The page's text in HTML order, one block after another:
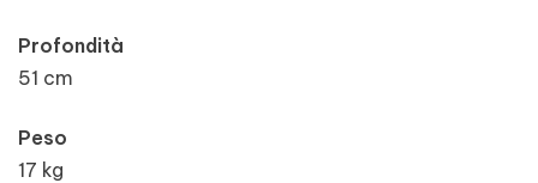
Profondità
51 cm
Peso
17 kg